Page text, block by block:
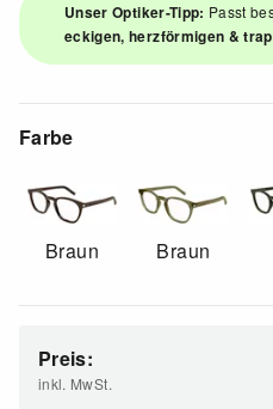
Unser Optiker-Tipp: Passt
eckigen, herzförmigen &
Farbe
Braun Braun
Preis:
inkl. MwSt.